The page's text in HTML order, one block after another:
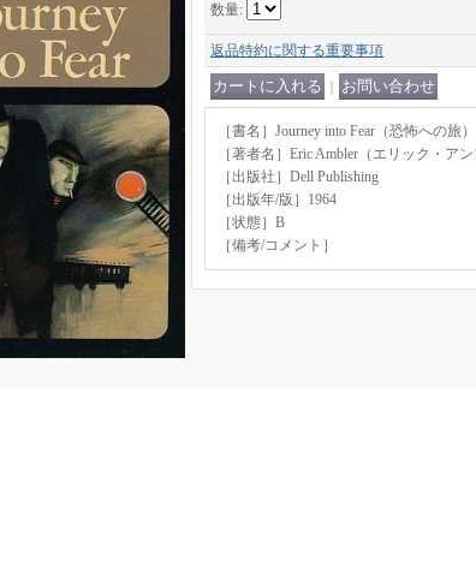
数量:
返品特約に関する重要事項
［書名］Journey into Fear（恐怖への旅）
［著者名］Eric Ambler（エリック・アン
［出版社］Dell Publishing
［出版年/版］1964
［状態］B
［備考/コメント］